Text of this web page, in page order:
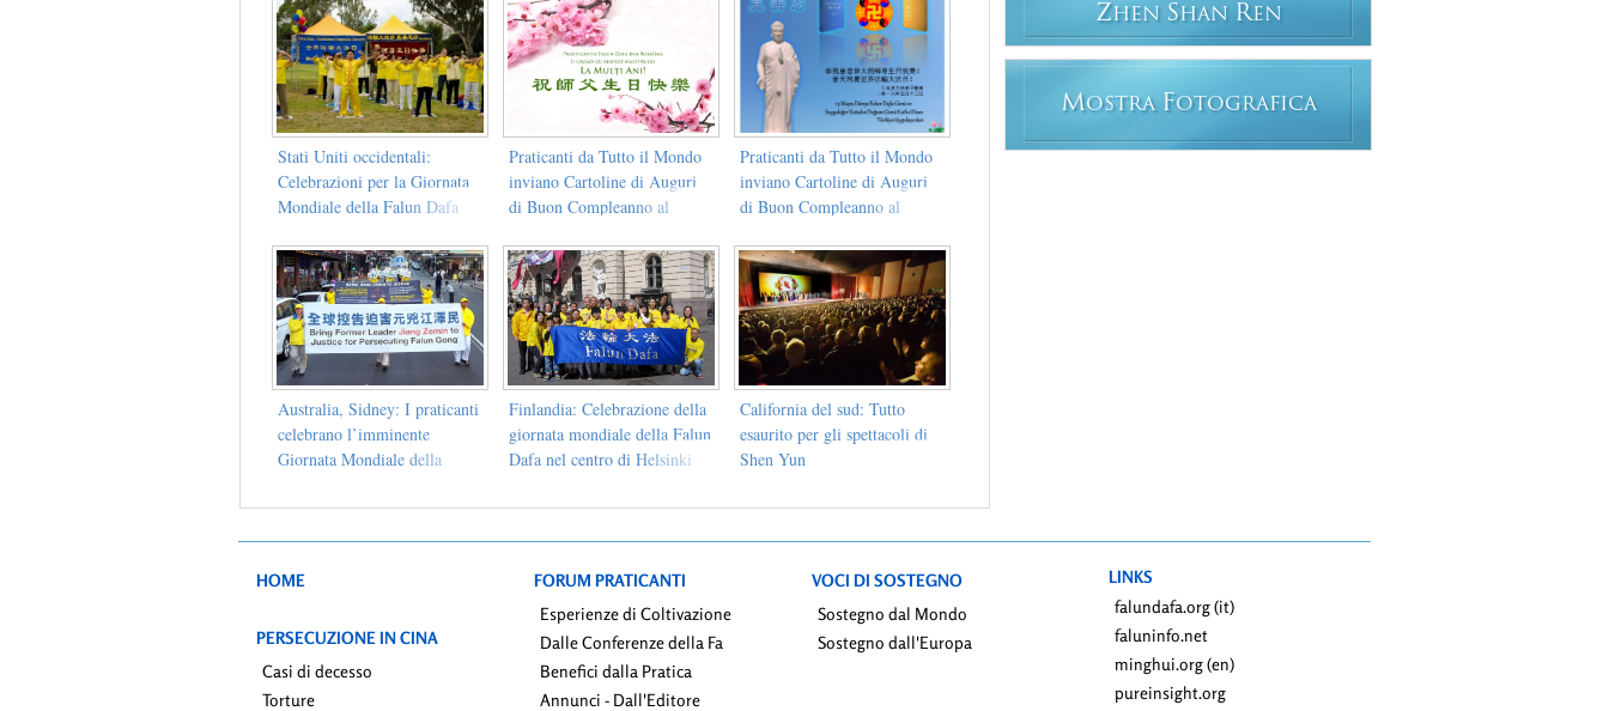
Stati Uniti occidentali:
Celebrazioni per la Giornata
Mondiale della Falun Dafa
Praticanti da Tutto il Mondo
inviano Cartoline di Auguri
di Buon Compleanno al
Praticanti da Tutto il Mondo
inviano Cartoline di Auguri
di Buon Compleanno al
Australia, Sidney: I praticanti
celebrano l’imminente
Giornata Mondiale della
Finlandia: Celebrazione della
giornata mondiale della Falun
Dafa nel centro di Helsinki
California del sud: Tutto
esaurito per gli spettacoli di
Shen Yun
ZHEN SHAN REN
MOSTRA FOTOGRAFICA
HOME
PERSECUZIONE IN CINA
Casi di decesso
Torture
FORUM PRATICANTI
Esperienze di Coltivazione
Dalle Conferenze della Fa
Benefici dalla Pratica
Annunci - Dall'Editore
VOCI DI SOSTEGNO
Sostegno dal Mondo
Sostegno dall'Europa
LINKS
falundafa.org (it)
faluninfo.net
minghui.org (en)
pureinsight.org